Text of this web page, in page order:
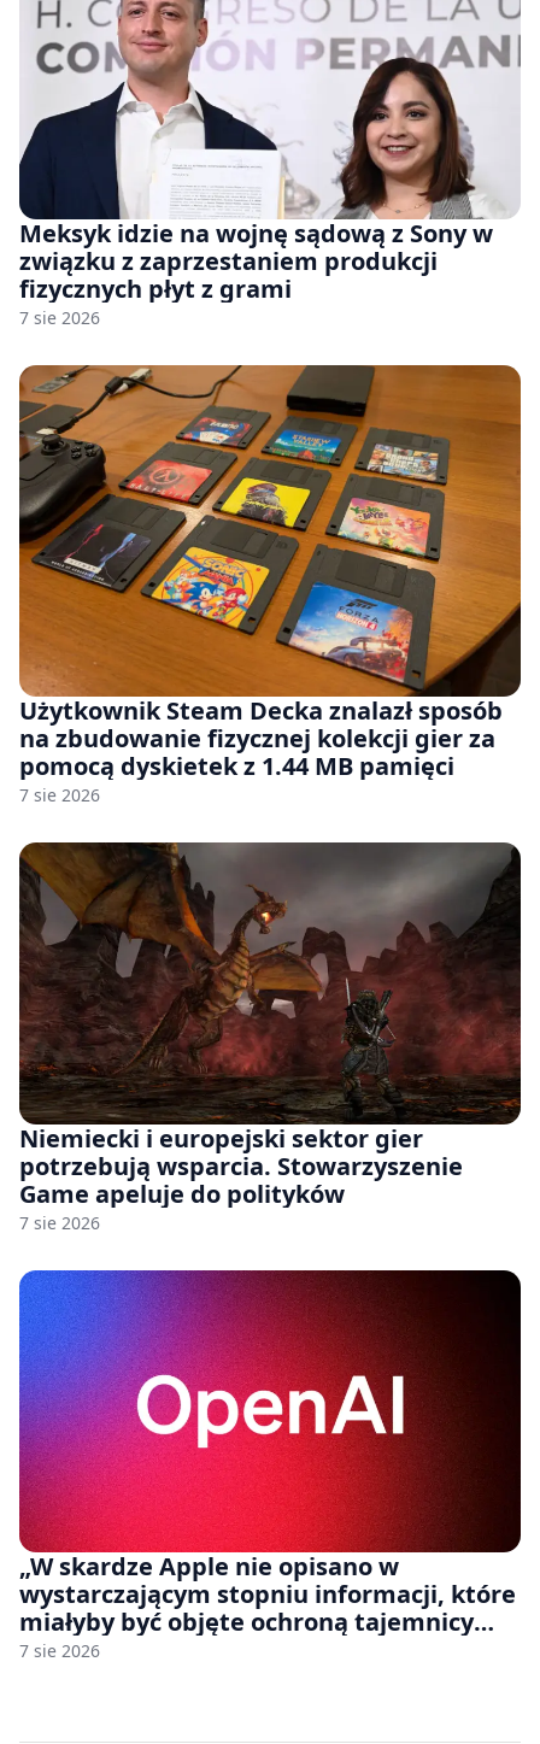
Meksyk idzie na wojnę sądową z Sony w
związku z zaprzestaniem produkcji
fizycznych płyt z grami
7 sie 2026
Użytkownik Steam Decka znalazł sposób
na zbudowanie fizycznej kolekcji gier za
pomocą dyskietek z 1.44 MB pamięci
7 sie 2026
Niemiecki i europejski sektor gier
potrzebują wsparcia. Stowarzyszenie
Game apeluje do polityków
7 sie 2026
„W skardze Apple nie opisano w
wystarczającym stopniu informacji, które
miałyby być objęte ochroną tajemnicy
handlowej”. OpenAI żąda odrzucenia
7 sie 2026